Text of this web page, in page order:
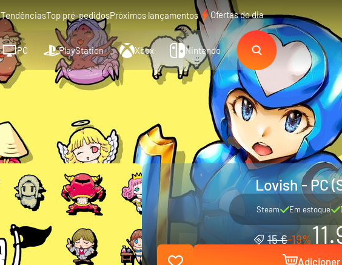
TendênciasTop pré-pedidosPróximos lançamentos Ofertas do dia
PC PlayStation Xbox Nintendo
Lovish - PC
Steam Em estoque
15 €-19%